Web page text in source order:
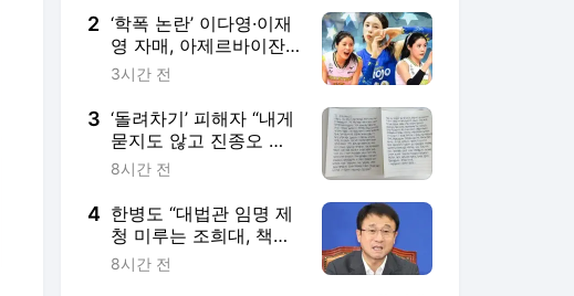
2 ‘학폭 논란’ 이다영·이재
영 자매, 아제르바이잔
리그서 한솥밥
3시간 전
3 ‘돌려차기’ 피해자 “내게
묻지도 않고 진종오 징
계? 또 소외”
8시간 전
4 한병도 “대법관 임명 제
청 미루는 조희대, 책무
방기…지켜보겠다”
8시간 전